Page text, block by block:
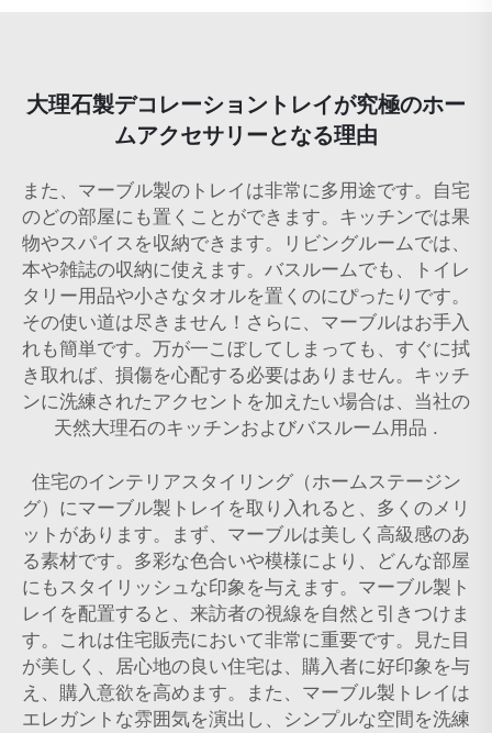
大理石製デコレーショントレイが究極のホー
ムアクセサリーとなる理由
また、マーブル製のトレイは非常に多用途です。自宅
のどの部屋にも置くことができます。キッチンでは果
物やスパイスを収納できます。リビングルームでは、
本や雑誌の収納に使えます。バスルームでも、トイレ
タリー用品や小さなタオルを置くのにぴったりです。
その使い道は尽きません！さらに、マーブルはお手入
れも簡単です。万が一こぼしてしまっても、すぐに拭
き取れば、損傷を心配する必要はありません。キッチ
ンに洗練されたアクセントを加えたい場合は、当社の
天然大理石のキッチンおよびバスルーム用品 .
住宅のインテリアスタイリング（ホームステージン
グ）にマーブル製トレイを取り入れると、多くのメリ
ットがあります。まず、マーブルは美しく高級感のあ
る素材です。多彩な色合いや模様により、どんな部屋
にもスタイリッシュな印象を与えます。マーブル製ト
レイを配置すると、来訪者の視線を自然と引きつけま
す。これは住宅販売において非常に重要です。見た目
が美しく、居心地の良い住宅は、購入者に好印象を与
え、購入意欲を高めます。また、マーブル製トレイは
エレガントな雰囲気を演出し、シンプルな空間を洗練